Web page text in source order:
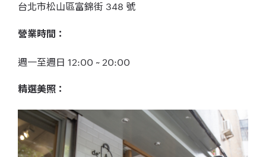
台北市松山區富錦街 348 號
營業時間：
週一至週日 12:00 ~ 20:00
精選美照：